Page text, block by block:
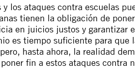
los ataques contra escuelas
tienen la obligación de
en juicios justos y garantizar
es tiempo suficiente para que
hasta ahora, la realidad
fin a estos ataques contra